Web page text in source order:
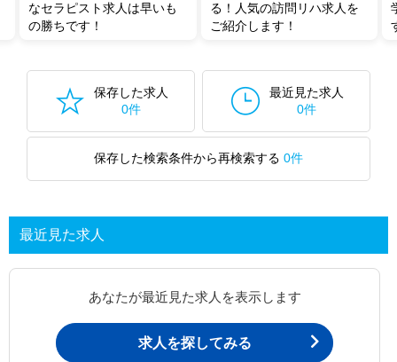
なセラピスト求人は早いも
の勝ちです！
る！人気の訪問リハ求人を
ご紹介します！
保存した求人
0件
最近見た求人
0件
保存した検索条件から再検索する 0件
最近見た求人
あなたが最近見た求人を表示します
求人を探してみる